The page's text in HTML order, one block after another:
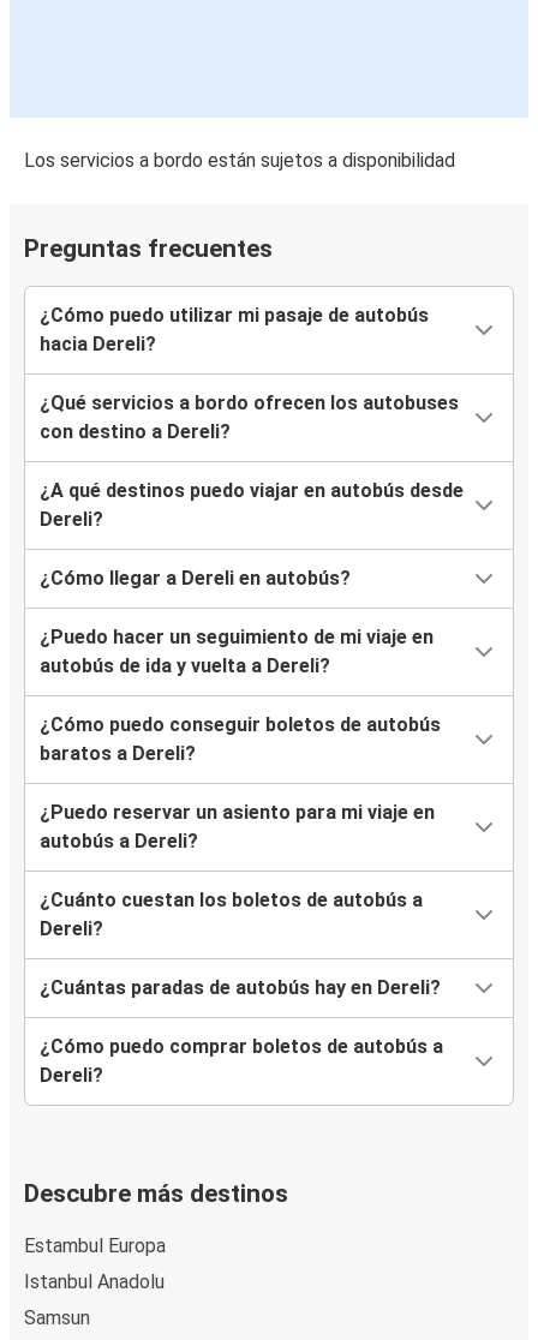
Los servicios a bordo están sujetos a disponibilidad
Preguntas frecuentes
¿Cómo puedo utilizar mi pasaje de autobús
hacia Dereli?
¿Qué servicios a bordo ofrecen los autobuses
con destino a Dereli?
¿A qué destinos puedo viajar en autobús desde
Dereli?
¿Cómo llegar a Dereli en autobús?
¿Puedo hacer un seguimiento de mi viaje en
autobús de ida y vuelta a Dereli?
¿Cómo puedo conseguir boletos de autobús
baratos a Dereli?
¿Puedo reservar un asiento para mi viaje en
autobús a Dereli?
¿Cuánto cuestan los boletos de autobús a
Dereli?
¿Cuántas paradas de autobús hay en Dereli?
¿Cómo puedo comprar boletos de autobús a
Dereli?
Descubre más destinos
Estambul Europa
Istanbul Anadolu
Samsun